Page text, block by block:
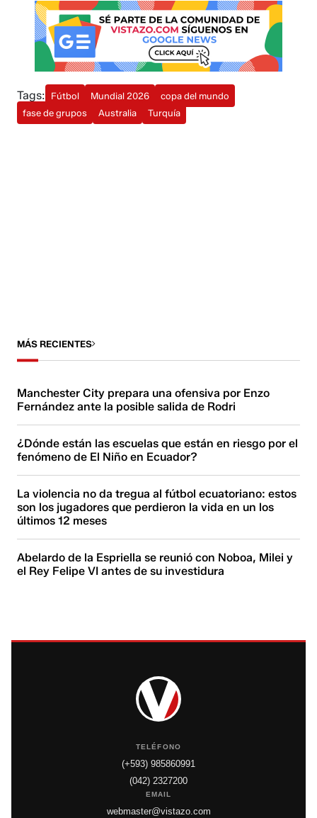
Tags: Fútbol Mundial 2026
copa del mundo
fase de grupos
Australia Turquía
MÁS RECIENTES
Manchester City prepara una ofensiva por Enzo
Fernández ante la posible salida de Rodri
¿Dónde están las escuelas que están en riesgo por el
fenómeno de El Niño en Ecuador?
La violencia no da tregua al fútbol ecuatoriano: estos
son los jugadores que perdieron la vida en un los
últimos 12 meses
Abelardo de la Espriella se reunió con Noboa, Milei y
el Rey Felipe VI antes de su investidura
TELÉFONO
(+593) 985860991
(042) 2327200
EMAIL
webmaster@vistazo.com